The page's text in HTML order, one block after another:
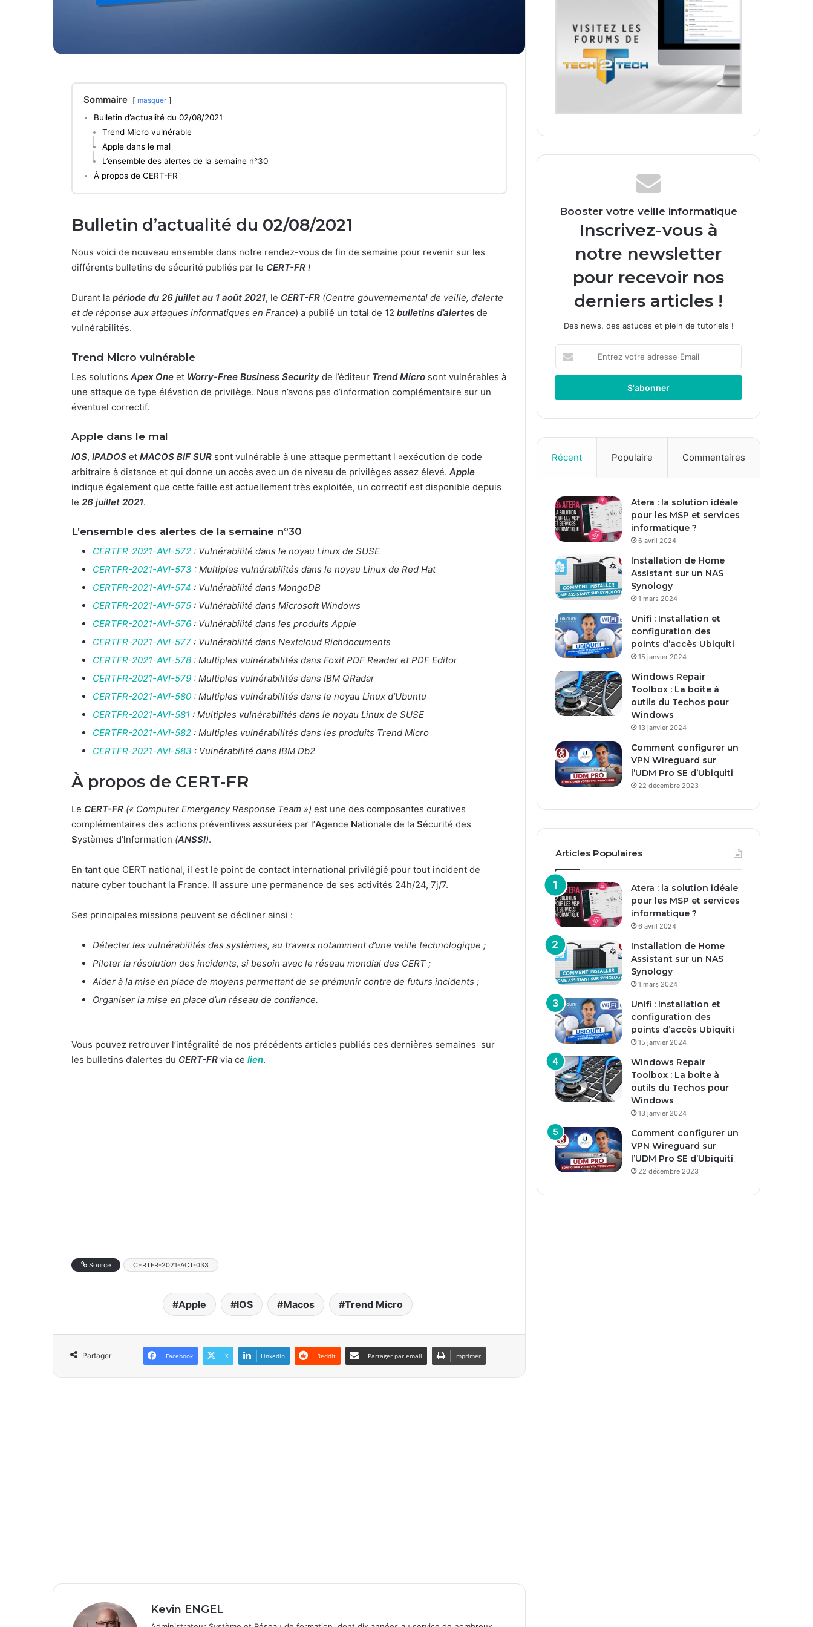
Sommaire masquer
Bulletin d’actualité du 02/08/2021
Trend Micro vulnérable
Apple dans le mal
L’ensemble des alertes de la semaine n°30
À propos de CERT-FR
Bulletin d’actualité du 02/08/2021
Nous voici de nouveau ensemble dans notre rendez-vous de fin de semaine pour revenir sur les
différents bulletins de sécurité publiés par le CERT-FR !
Durant la période du 26 juillet au 1 août 2021, le CERT-FR (Centre gouvernemental de veille, d’alerte
et de réponse aux attaques informatiques en France) a publié un total de 12 bulletins d’alertes de
vulnérabilités.
Trend Micro vulnérable
Les solutions Apex One et Worry-Free Business Security de l’éditeur Trend Micro sont vulnérables à
une attaque de type élévation de privilège. Nous n’avons pas d’information complémentaire sur un
éventuel correctif.
Apple dans le mal
IOS, IPADOS et MACOS BIF SUR sont vulnérable à une attaque permettant l »exécution de code
arbitraire à distance et qui donne un accès avec un de niveau de privilèges assez élevé. Apple
indique également que cette faille est actuellement très exploitée, un correctif est disponible depuis
le 26 juillet 2021.
L’ensemble des alertes de la semaine n°30
CERTFR-2021-AVI-572 : Vulnérabilité dans le noyau Linux de SUSE
CERTFR-2021-AVI-573 : Multiples vulnérabilités dans le noyau Linux de Red Hat
CERTFR-2021-AVI-574 : Vulnérabilité dans MongoDB
CERTFR-2021-AVI-575 : Vulnérabilité dans Microsoft Windows
CERTFR-2021-AVI-576 : Vulnérabilité dans les produits Apple
CERTFR-2021-AVI-577 : Vulnérabilité dans Nextcloud Richdocuments
CERTFR-2021-AVI-578 : Multiples vulnérabilités dans Foxit PDF Reader et PDF Editor
CERTFR-2021-AVI-579 : Multiples vulnérabilités dans IBM QRadar
CERTFR-2021-AVI-580 : Multiples vulnérabilités dans le noyau Linux d’Ubuntu
CERTFR-2021-AVI-581 : Multiples vulnérabilités dans le noyau Linux de SUSE
CERTFR-2021-AVI-582 : Multiples vulnérabilités dans les produits Trend Micro
CERTFR-2021-AVI-583 : Vulnérabilité dans IBM Db2
À propos de CERT-FR
Le CERT-FR (« Computer Emergency Response Team ») est une des composantes curatives
complémentaires des actions préventives assurées par l’Agence Nationale de la Sécurité des
Systèmes d’Information (ANSSI).
En tant que CERT national, il est le point de contact international privilégié pour tout incident de
nature cyber touchant la France. Il assure une permanence de ses activités 24h/24, 7j/7.
Ses principales missions peuvent se décliner ainsi :
Détecter les vulnérabilités des systèmes, au travers notamment d’une veille technologique ;
Piloter la résolution des incidents, si besoin avec le réseau mondial des CERT ;
Aider à la mise en place de moyens permettant de se prémunir contre de futurs incidents ;
Organiser la mise en place d’un réseau de confiance.
Vous pouvez retrouver l’intégralité de nos précédents articles publiés ces dernières semaines sur
les bulletins d’alertes du CERT-FR via ce lien.
Source CERTFR-2021-ACT-033
Apple IOS Macos Trend Micro
Partager Facebook X Linkedin Reddit Partager par email Imprimer
Kevin ENGEL
Booster votre veille informatique
Inscrivez-vous à
notre newsletter
pour recevoir nos
derniers articles !
Des news, des astuces et plein de tutoriels !
votre
adresse
Récent Populaire Commentaires
Atera : la solution idéale
pour les MSP et services
informatique ?
6 avril 2024
Installation de Home
Assistant sur un NAS
Synology
1 mars 2024
Unifi : Installation et
configuration des
points d’accès Ubiquiti
15 janvier 2024
Windows Repair
Toolbox : La boite à
outils du Techos pour
Windows
13 janvier 2024
Comment configurer un
VPN Wireguard sur
l’UDM Pro SE d’Ubiquiti
22 décembre 2023
Articles Populaires
Atera : la solution idéale
pour les MSP et services
informatique ?
6 avril 2024
Installation de Home
Assistant sur un NAS
Synology
1 mars 2024
Unifi : Installation et
configuration des
points d’accès Ubiquiti
15 janvier 2024
Windows Repair
Toolbox : La boite à
outils du Techos pour
Windows
13 janvier 2024
Comment configurer un
VPN Wireguard sur
l’UDM Pro SE d’Ubiquiti
22 décembre 2023